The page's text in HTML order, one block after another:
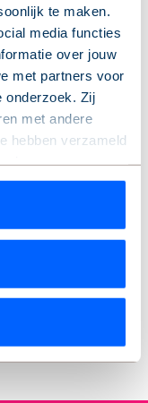
te maken.
media functies
over jouw
met partners voor
onderzoek. Zij
met andere
hebben verzameld
intrekken?
’
gegevens
Wat betekent een
huurders toe? Het
voor deze mensen